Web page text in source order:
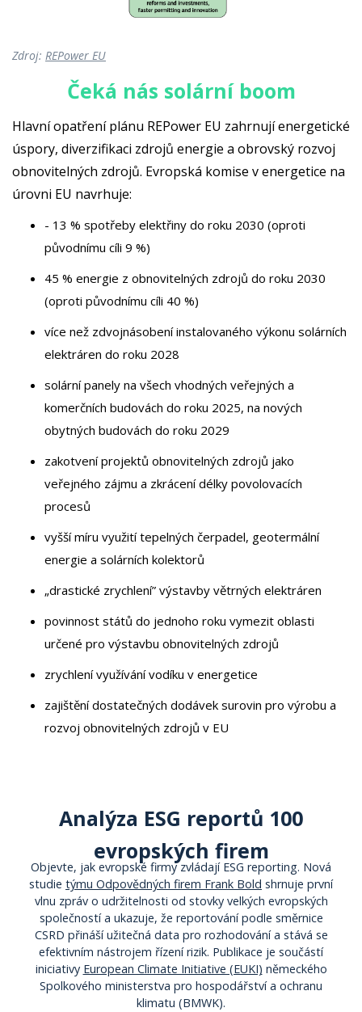
Zdroj: REPower EU
Čeká nás solární boom
Hlavní opatření plánu REPower EU zahrnují energetické
úspory, diverzifikaci zdrojů energie a obrovský rozvoj
obnovitelných zdrojů. Evropská komise v energetice na
úrovni EU navrhuje:
- 13 % spotřeby elektřiny do roku 2030 (oproti
původnímu cíli 9 %)
45 % energie z obnovitelných zdrojů do roku 2030
(oproti původnímu cíli 40 %)
více než zdvojnásobení instalovaného výkonu solárních
elektráren do roku 2028
solární panely na všech vhodných veřejných a
komerčních budovách do roku 2025, na nových
obytných budovách do roku 2029
zakotvení projektů obnovitelných zdrojů jako
veřejného zájmu a zkrácení délky povolovacích
procesů
vyšší míru využití tepelných čerpadel, geotermální
energie a solárních kolektorů
„drastické zrychlení” výstavby větrných elektráren
povinnost států do jednoho roku vymezit oblasti
určené pro výstavbu obnovitelných zdrojů
zrychlení využívání vodíku v energetice
zajištění dostatečných dodávek surovin pro výrobu a
rozvoj obnovitelných zdrojů v EU
Analýza ESG reportů 100
evropských firem
Objevte, jak evropské firmy zvládají ESG reporting. Nová
studie týmu Odpovědných firem Frank Bold shrnuje první
vlnu zpráv o udržitelnosti od stovky velkých evropských
společností a ukazuje, že reportování podle směrnice
CSRD přináší užitečná data pro rozhodování a stává se
efektivním nástrojem řízení rizik. Publikace je součástí
iniciativy European Climate Initiative (EUKI) německého
Spolkového ministerstva pro hospodářství a ochranu
klimatu (BMWK).